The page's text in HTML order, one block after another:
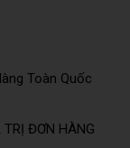
Toàn Quốc
ĐƠN HÀNG